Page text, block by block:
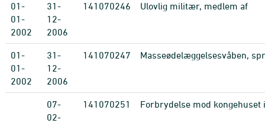
01-
01-
2002
31-
12-
2006
141070246 Ulovlig militær, medlem af
01-
01-
2002
31-
12-
2006
141070247 Masseødelæggelsesvåben,
07-
02-
141070251 Forbrydelse mod kongehuset